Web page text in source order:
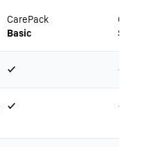
CarePack
Basic
Service
✔ ✔
✔ ✔